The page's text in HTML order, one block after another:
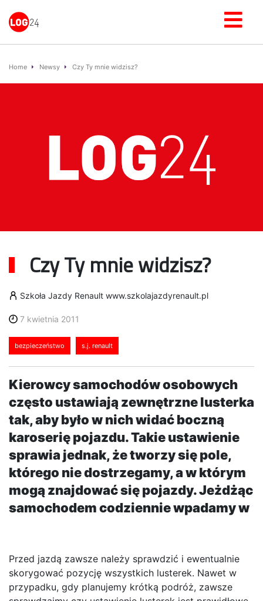
Home Newsy Czy Ty mnie widzisz?
Czy Ty mnie widzisz?
Szkoła Jazdy Renault www.szkolajazdyrenault.pl
7 kwietnia 2011
bezpieczeństwo s.j. renault
Kierowcy samochodów osobowych
często ustawiają zewnętrzne lusterka
tak, aby było w nich widać boczną
karoserię pojazdu. Takie ustawienie
sprawia jednak, że tworzy się pole,
którego nie dostrzegamy, a w którym
mogą znajdować się pojazdy. Jeżdżąc
samochodem codziennie wpadamy w
Przed jazdą zawsze należy sprawdzić i ewentualnie
skorygować pozycję wszystkich lusterek. Nawet w
przypadku, gdy planujemy krótką podróż, zawsze